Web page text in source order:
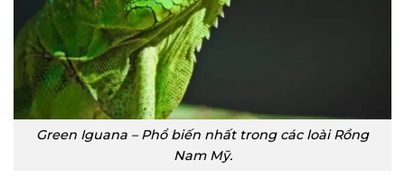
Green Iguana – Phổ biến nhất trong các loài Rồng
Nam Mỹ.